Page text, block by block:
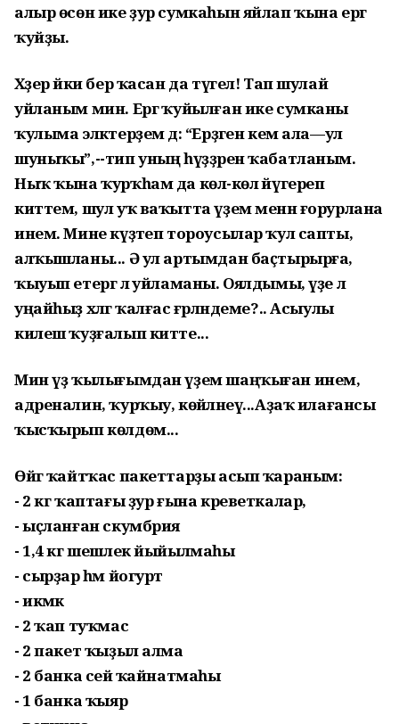
алыр өсөн ике ҙур сумкаһын яйлап ҡына ергә
ҡуйҙы.
Хәҙер йәки бер ҡасан да түгел! Тап шулай
уйланым мин. Ергә ҡуйылған ике сумканы
ҡулыма эләктерҙем дә: “Ерҙәген кем ала—ул
шуныҡы”,--тип уның һүҙҙәрен ҡабатланым.
Ныҡ ҡына ҡурҡһам да көлә-көлә йүгереп
киттем, шул уҡ ваҡытта үҙем менән ғорурлана
инем. Мине күҙәтеп тороусылар ҡул сапты,
алҡышланы... Ә ул артымдан баҫтырырға,
ҡыуып етергә лә уйламаны. Оялдымы, үҙе лә
уңайһыҙ хәлгә ҡалғас ғәрләндеме?.. Асыулы
килеш ҡуҙғалып китте...
Мин үҙ ҡылығымдан үҙем шаңҡыған инем,
адреналин, ҡурҡыу, көйәләнеү...Аҙаҡ илағансы
ҡысҡырып көлдөм...
Өйгә ҡайтҡас пакеттарҙы асып ҡараным:
- 2 кг ҡаптағы ҙур ғына креветкалар,
- ыҫланған скумбрия
- 1,4 кг шешлек йыйылмаһы
- сырҙар һәм йогурт
- икмәк
- 2 ҡап туҡмас
- 2 пакет ҡыҙыл алма
- 2 банка сейә ҡайнатмаһы
- 1 банка ҡыяр